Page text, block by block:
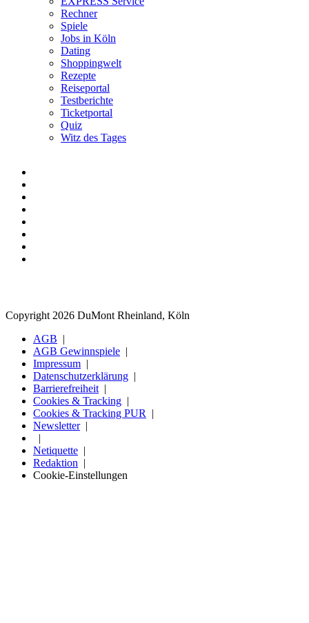
Rechner
Spiele
Jobs in Köln
Dating
Shoppingwelt
Rezepte
Reiseportal
Testberichte
Ticketportal
Quiz
Witz des Tages
Copyright 2026 DuMont Rheinland, Köln
AGB
AGB Gewinnspiele
Impressum
Datenschutzerklärung
Barrierefreiheit
Cookies & Tracking
Cookies & Tracking PUR
Newsletter
Netiquette
Redaktion
Cookie-Einstellungen